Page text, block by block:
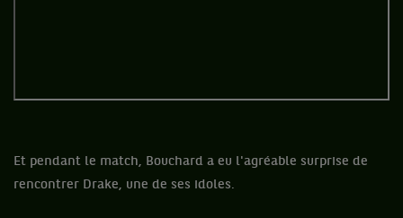
Et pendant le match, Bouchard a eu l'agréable surprise de
rencontrer Drake, une de ses idoles.